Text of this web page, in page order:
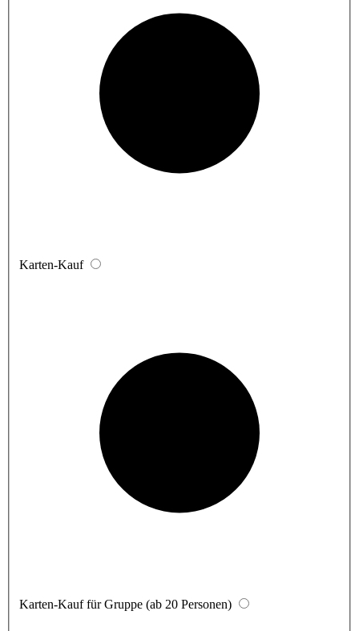
Karten-Kauf
Karten-Kauf für Gruppe (ab 20 Personen)